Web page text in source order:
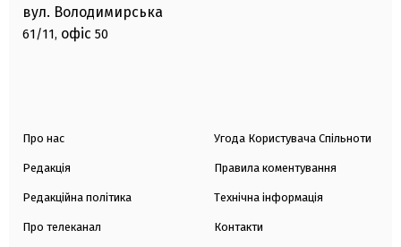
вул. Володимирська
61/11, офіс 50
Про нас
Редакція
Редакційна політика
Про телеканал
Угода Користувача Спільноти
Правила коментування
Технічна інформація
Контакти